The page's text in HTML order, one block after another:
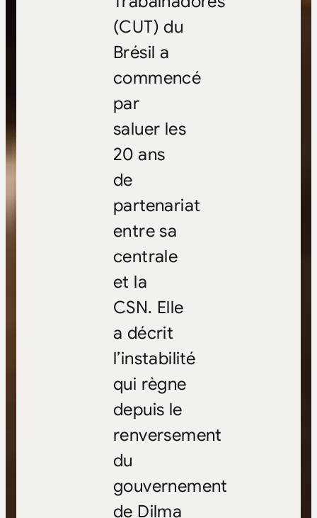
(CUT) du
Brésil a
commencé
par
saluer les
20 ans
de
partenariat
entre sa
centrale
et la
CSN. Elle
a décrit
l’instabilité
qui règne
depuis le
renversement
du
gouvernement
de Dilma